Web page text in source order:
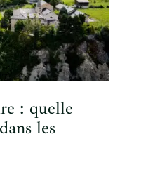
: quelle
les